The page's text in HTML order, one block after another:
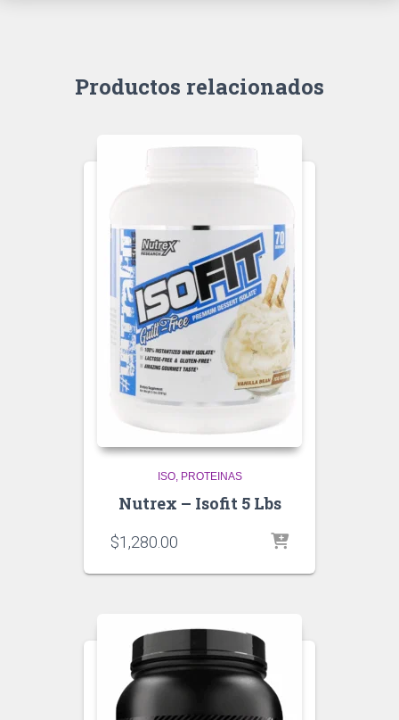
Productos relacionados
ISO PROTEINAS
Nutrex – Isofit 5 Lbs
$1,280.00